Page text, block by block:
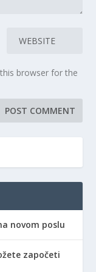
browser for the
novom poslu
započeti